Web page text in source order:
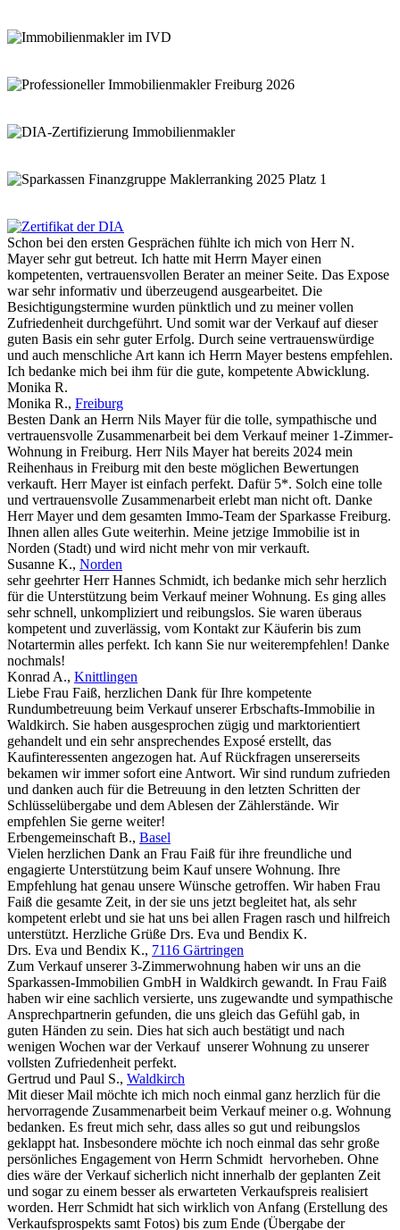
Schon bei den ersten Gesprächen fühlte ich mich von Herr N.
Mayer sehr gut betreut. Ich hatte mit Herrn Mayer einen
kompetenten, vertrauensvollen Berater an meiner Seite. Das Expose
war sehr informativ und überzeugend ausgearbeitet. Die
Besichtigungstermine wurden pünktlich und zu meiner vollen
Zufriedenheit durchgeführt. Und somit war der Verkauf auf dieser
guten Basis ein sehr guter Erfolg. Durch seine vertrauenswürdige
und auch menschliche Art kann ich Herrn Mayer bestens empfehlen.
Ich bedanke mich bei ihm für die gute, kompetente Abwicklung.
Monika R.
Monika R., Freiburg
Besten Dank an Herrn Nils Mayer für die tolle, sympathische und
vertrauensvolle Zusammenarbeit bei dem Verkauf meiner 1-Zimmer-
Wohnung in Freiburg. Herr Nils Mayer hat bereits 2024 mein
Reihenhaus in Freiburg mit den beste möglichen Bewertungen
verkauft. Herr Mayer ist einfach perfekt. Dafür 5*. Solch eine tolle
und vertrauensvolle Zusammenarbeit erlebt man nicht oft. Danke
Herr Mayer und dem gesamten Immo-Team der Sparkasse Freiburg.
Ihnen allen alles Gute weiterhin. Meine jetzige Immobilie ist in
Norden (Stadt) und wird nicht mehr von mir verkauft.
Susanne K., Norden
sehr geehrter Herr Hannes Schmidt, ich bedanke mich sehr herzlich
für die Unterstützung beim Verkauf meiner Wohnung. Es ging alles
sehr schnell, unkompliziert und reibungslos. Sie waren überaus
kompetent und zuverlässig, vom Kontakt zur Käuferin bis zum
Notartermin alles perfekt. Ich kann Sie nur weiterempfehlen! Danke
nochmals!
Konrad A., Knittlingen
Liebe Frau Faiß, herzlichen Dank für Ihre kompetente
Rundumbetreuung beim Verkauf unserer Erbschafts-Immobilie in
Waldkirch. Sie haben ausgesprochen zügig und marktorientiert
gehandelt und ein sehr ansprechendes Exposé erstellt, das
Kaufinteressenten angezogen hat. Auf Rückfragen unsererseits
bekamen wir immer sofort eine Antwort. Wir sind rundum zufrieden
und danken auch für die Betreuung in den letzten Schritten der
Schlüsselübergabe und dem Ablesen der Zählerstände. Wir
empfehlen Sie gerne weiter!
Erbengemeinschaft B., Basel
Vielen herzlichen Dank an Frau Faiß für ihre freundliche und
engagierte Unterstützung beim Kauf unsere Wohnung. Ihre
Empfehlung hat genau unsere Wünsche getroffen. Wir haben Frau
Faiß die gesamte Zeit, in der sie uns jetzt begleitet hat, als sehr
kompetent erlebt und sie hat uns bei allen Fragen rasch und hilfreich
unterstützt. Herzliche Grüße Drs. Eva und Bendix K.
Drs. Eva und Bendix K., 7116 Gärtringen
Zum Verkauf unserer 3-Zimmerwohnung haben wir uns an die
Sparkassen-Immobilien GmbH in Waldkirch gewandt. In Frau Faiß
haben wir eine sachlich versierte, uns zugewandte und sympathische
Ansprechpartnerin gefunden, die uns gleich das Gefühl gab, in
guten Händen zu sein. Dies hat sich auch bestätigt und nach
wenigen Wochen war der Verkauf unserer Wohnung zu unserer
vollsten Zufriedenheit perfekt.
Gertrud und Paul S., Waldkirch
Mit dieser Mail möchte ich mich noch einmal ganz herzlich für die
hervorragende Zusammenarbeit beim Verkauf meiner o.g. Wohnung
bedanken. Es freut mich sehr, dass alles so gut und reibungslos
geklappt hat. Insbesondere möchte ich noch einmal das sehr große
persönliches Engagement von Herrn Schmidt hervorheben. Ohne
dies wäre der Verkauf sicherlich nicht innerhalb der geplanten Zeit
und sogar zu einem besser als erwarteten Verkaufspreis realisiert
worden. Herr Schmidt hat sich wirklich von Anfang (Erstellung des
Verkaufsprospekts samt Fotos) bis zum Ende (Übergabe der